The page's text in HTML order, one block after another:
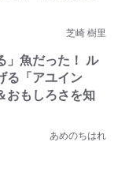
芝崎 樹里
」魚だった！ ル
る「アユイン
おもしろさを知
あめのちはれ